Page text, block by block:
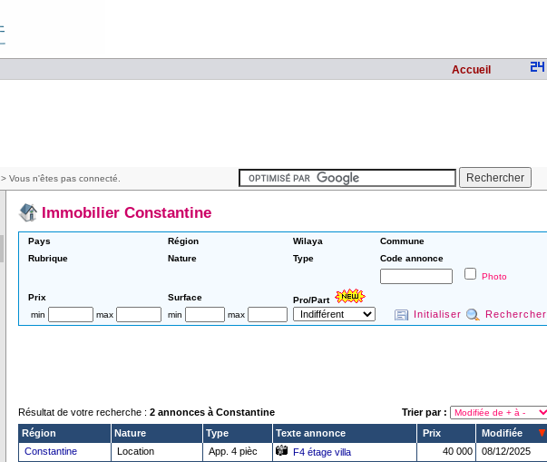
Accueil
> Vous n'êtes pas connecté.
Immobilier Constantine
Pays Région Wilaya
Commune
Rubrique
Nature Type
Code annonce
Photo
Prix Surface
Pro/Part
min
max min max Initialiser Rechercher
Résultat de votre recherche : 2 annonces à Constantine
Trier par :
Région
Nature Type Texte annonce Prix
Modifiée
Constantine
Location App. 4 pièc F4 étage villa 40 000
08/12/2025